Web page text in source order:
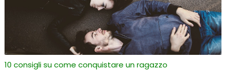
10 consigli su come conquistare un ragazzo